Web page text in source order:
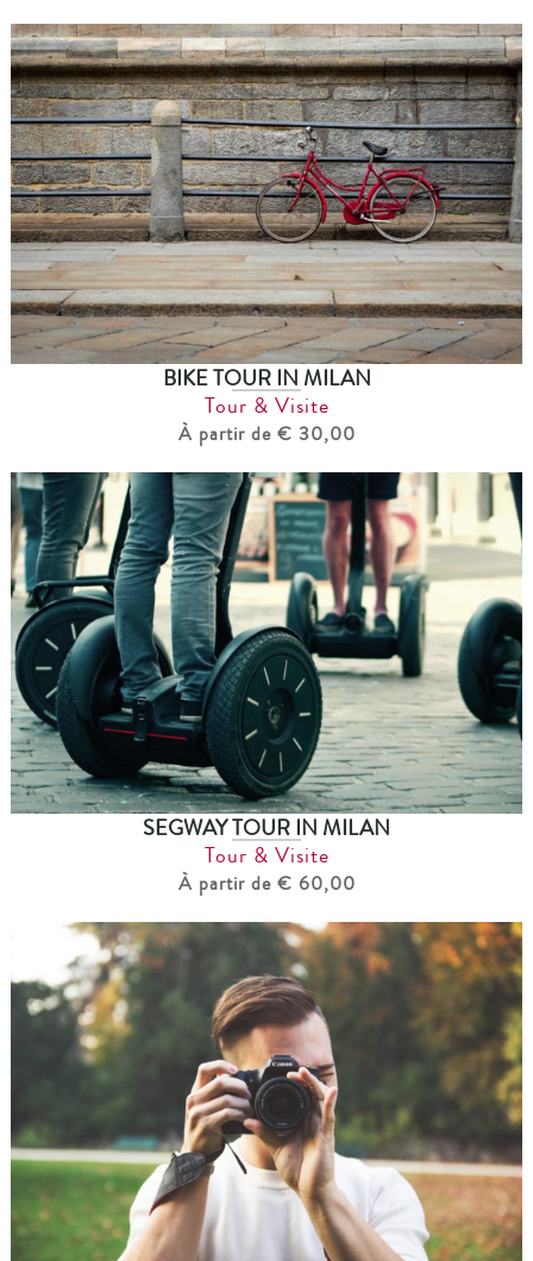
BIKE TOUR IN MILAN
Tour & Visite
À partir de € 30,00
SEGWAY TOUR IN MILAN
Tour & Visite
À partir de € 60,00